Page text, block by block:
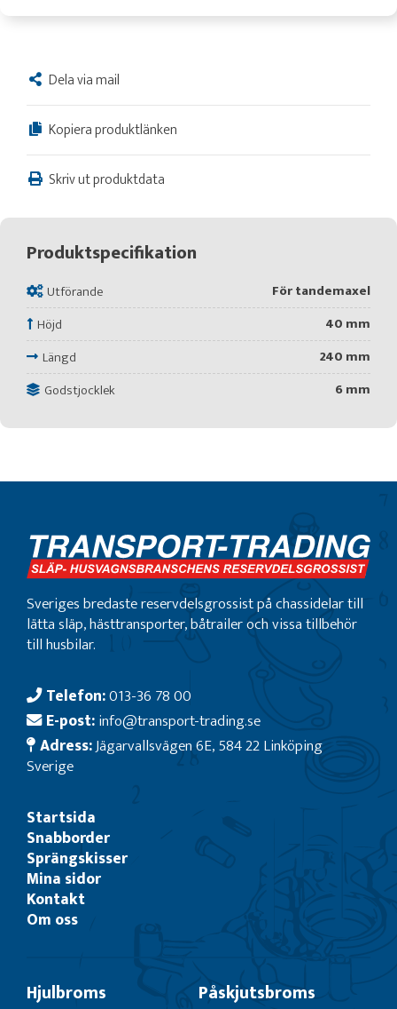
Dela via mail
Kopiera produktlänken
Skriv ut produktdata
Produktspecifikation
Utförande
För tandemaxel
Höjd
40 mm
Längd
240 mm
Godstjocklek
6 mm
Sveriges bredaste reservdelsgrossist på chassidelar till
lätta släp, hästtransporter, båtrailer och vissa tillbehör
till husbilar.
Telefon:013-36 78 00
E-post:info@transport-trading.se
Adress:Jägarvallsvägen 6E, 584 22 Linköping
Sverige
Startsida
Snabborder
Sprängskisser
Mina sidor
Kontakt
Om oss
Hjulbroms Påskjutsbroms